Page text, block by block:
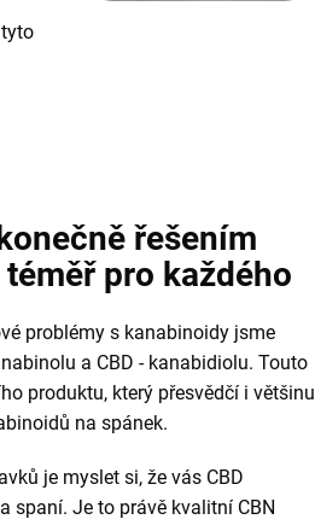
řešením
pro každého
problémy s kanabinoidy jsme
a CBD - kanabidiolu. Touto
produktu, který přesvědčí i většinu
na spánek.
je myslet si, že vás CBD
spaní. Je to právě kvalitní CBN